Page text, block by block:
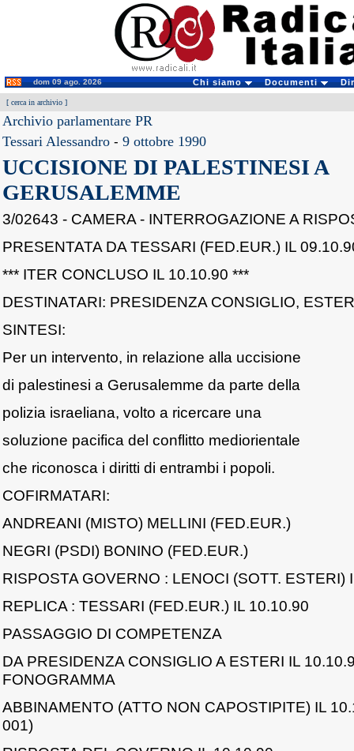
dom 09 ago. 2026 Chi siamo Documenti
[ cerca in archivio ]
Archivio parlamentare PR
Tessari Alessandro - 9 ottobre 1990
UCCISIONE DI PALESTINESI A
GERUSALEMME
3/02643 - CAMERA - INTERROGAZIONE A
PRESENTATA DA TESSARI (FED.EUR.) IL
*** ITER CONCLUSO IL 10.10.90 ***
DESTINATARI: PRESIDENZA CONSIGLIO,
SINTESI:
Per un intervento, in relazione alla uccisione
di palestinesi a Gerusalemme da parte della
polizia israeliana, volto a ricercare una
soluzione pacifica del conflitto mediorientale
che riconosca i diritti di entrambi i popoli.
COFIRMATARI:
ANDREANI (MISTO) MELLINI (FED.EUR.)
NEGRI (PSDI) BONINO (FED.EUR.)
RISPOSTA GOVERNO : LENOCI (SOTT. ESTERI)
REPLICA : TESSARI (FED.EUR.) IL 10.10.90
PASSAGGIO DI COMPETENZA
DA PRESIDENZA CONSIGLIO A ESTERI IL
FONOGRAMMA
ABBINAMENTO (ATTO NON CAPOSTIPITE) IL
001)